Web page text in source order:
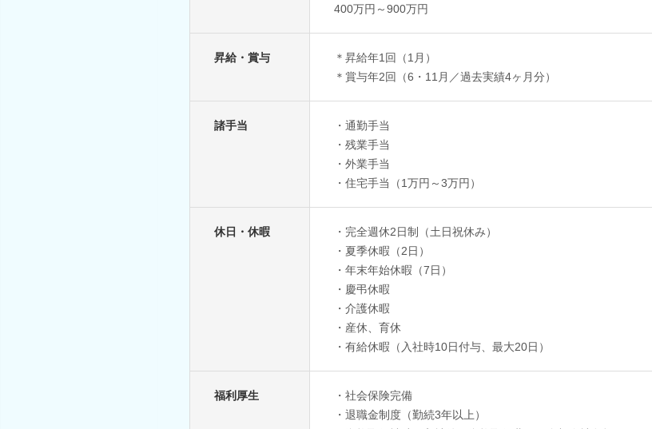
400万円～900万円
昇給・賞与
＊昇給年1回（1月）
＊賞与年2回（6・11月／過去実績4ヶ月分）
諸手当
・通勤手当
・残業手当
・外業手当
・住宅手当（1万円～3万円）
休日・休暇
・完全週休2日制（土日祝休み）
・夏季休暇（2日）
・年末年始休暇（7日）
・慶弔休暇
・介護休暇
・産休、育休
・有給休暇（入社時10日付与、最大20日）
福利厚生
・社会保険完備
・退職金制度（勤続3年以上）